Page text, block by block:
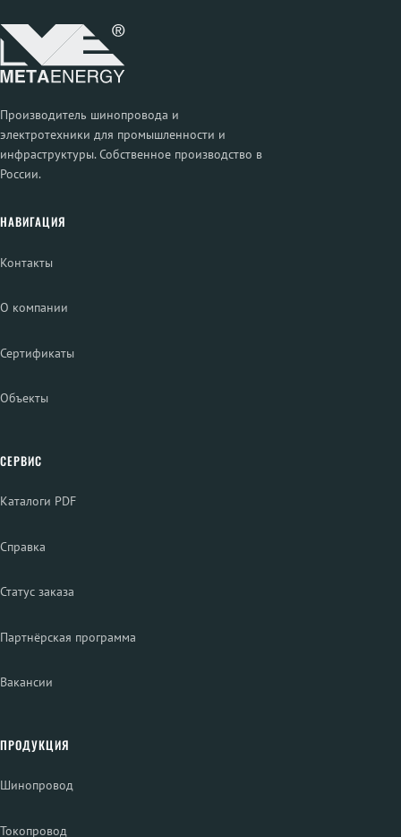
Производитель шинопровода и
электротехники для промышленности и
инфраструктуры. Собственное производство в
России.
НАВИГАЦИЯ
Контакты
О компании
Сертификаты
Объекты
СЕРВИС
Каталоги PDF
Справка
Статус заказа
Партнёрская программа
Вакансии
ПРОДУКЦИЯ
Шинопровод
Токопровод